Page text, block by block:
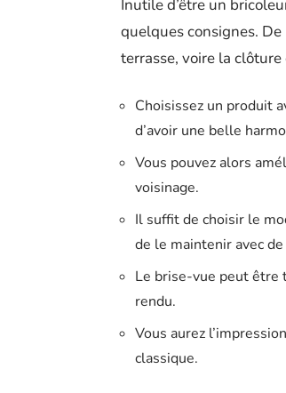
Inutile d’être un
quelques consignes.
terrasse, voire la
Choisissez un produit
d’avoir une belle
Vous pouvez alors
voisinage.
Il suffit de choisir le
de le maintenir avec
Le brise-vue peut être
rendu.
Vous aurez
classique.